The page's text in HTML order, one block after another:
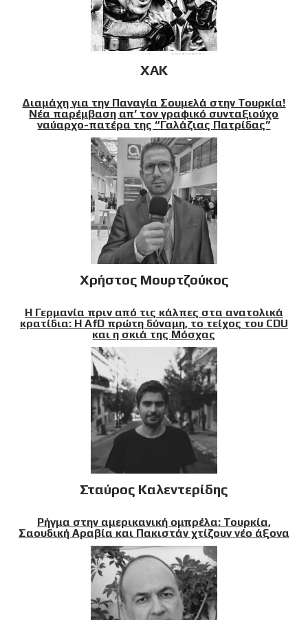
XAK
Διαμάχη για την Παναγία Σουμελά στην Τουρκία!
Νέα παρέμβαση απ’ τον γραφικό συνταξιούχο
ναύαρχο-πατέρα της “Γαλάζιας Πατρίδας”
Χρήστος Μουρτζούκος
Η Γερμανία πριν από τις κάλπες στα ανατολικά
κρατίδια: Η AfD πρώτη δύναμη, το τείχος του CDU
και η σκιά της Μόσχας
Σταύρος Καλεντερίδης
Ρήγμα στην αμερικανική ομπρέλα: Τουρκία,
Σαουδική Αραβία και Πακιστάν χτίζουν νέο άξονα